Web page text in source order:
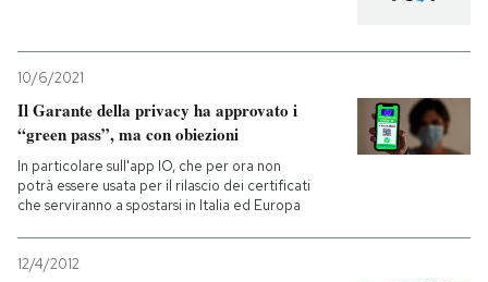
10/6/2021
Il Garante della privacy ha approvato i
“green pass”, ma con obiezioni
In particolare sull'app IO, che per ora non
potrà essere usata per il rilascio dei certificati
che serviranno a spostarsi in Italia ed Europa
12/4/2012